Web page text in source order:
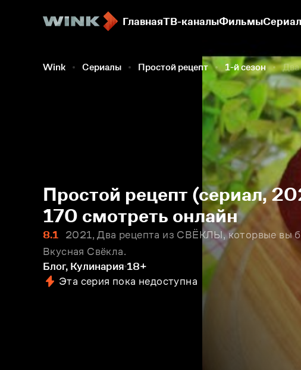
ГлавнаяТВ-каналыФильмы
Wink Сериалы Простой рецепт 1-й сезон Два
Простой рецепт (сериал,
170 смотреть онлайн
8.1
2021, Два рецепта из СВЁКЛЫ, которвые вы
Вкусная Свёкла.
Блог, Кулинария 18+
Эта серия пока недоступна